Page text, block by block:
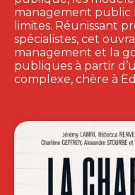
management public
limites. Réunissant
spécialistes, cet
management et la
publiques à partir
complexe, chère à